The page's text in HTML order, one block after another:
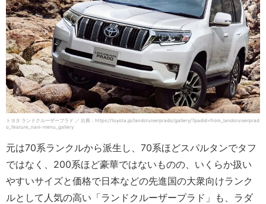
トヨタ ランドクルーザープラド ／ 出典：https://toyota.jp/landcruiserprado/gallery/?padid=from_landcruiserprad
o_feature_navi-menu_gallery
元は70系ランクルから派生し、70系ほどスパルタンでタフ
ではなく、200系ほど豪華ではないものの、いくらか扱い
やすいサイズと価格で日本などの先進国の大衆向けランク
ルとして人気の高い「ランドクルーザープラド」も、ラダ